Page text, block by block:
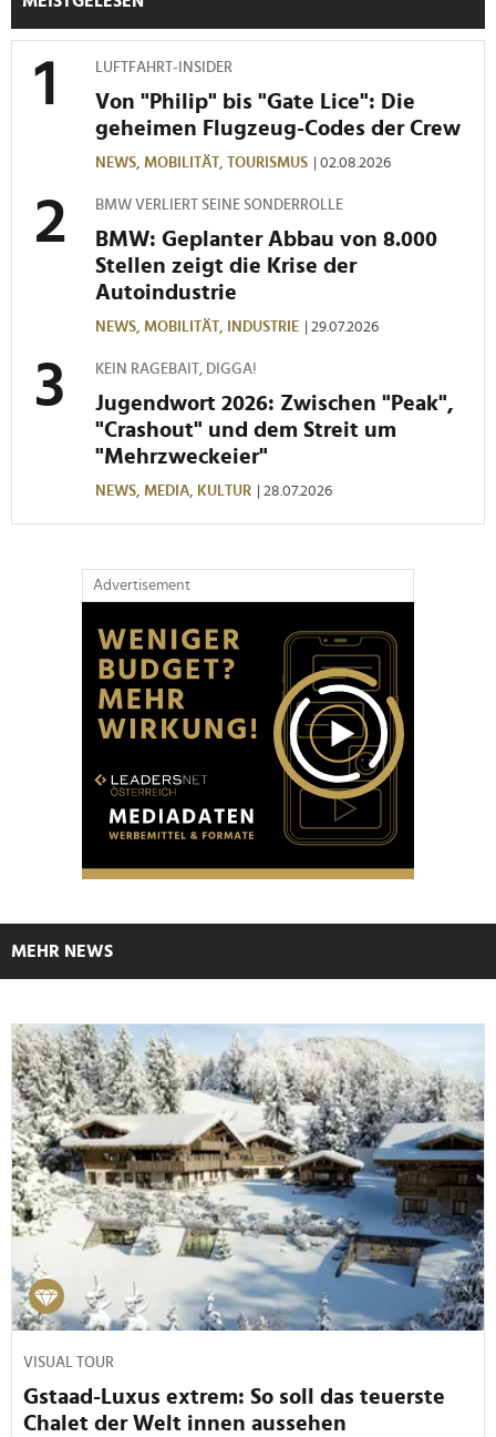
LUFTFAHRT-INSIDER
Von "Philip" bis "Gate Lice": Die
geheimen Flugzeug-Codes der Crew
NEWS, MOBILITÄT, TOURISMUS | 02.08.2026
BMW VERLIERT SEINE SONDERROLLE
BMW: Geplanter Abbau von 8.000
Stellen zeigt die Krise der
Autoindustrie
NEWS, MOBILITÄT, INDUSTRIE | 29.07.2026
KEIN RAGEBAIT, DIGGA!
Jugendwort 2026: Zwischen "Peak",
"Crashout" und dem Streit um
"Mehrzweckeier"
NEWS, MEDIA, KULTUR | 28.07.2026
Advertisement
MEHR NEWS
VISUAL TOUR
Gstaad-Luxus extrem: So soll das teuerste
Chalet der Welt innen aussehen